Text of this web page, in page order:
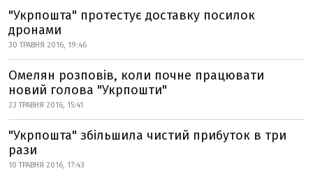
"Укрпошта" протестує доставку посилок
дронами
30 ТРАВНЯ 2016, 19:46
Омелян розповів, коли почне працювати
новий голова "Укрпошти"
23 ТРАВНЯ 2016, 15:41
"Укрпошта" збільшила чистий прибуток в три
рази
10 ТРАВНЯ 2016, 17:43